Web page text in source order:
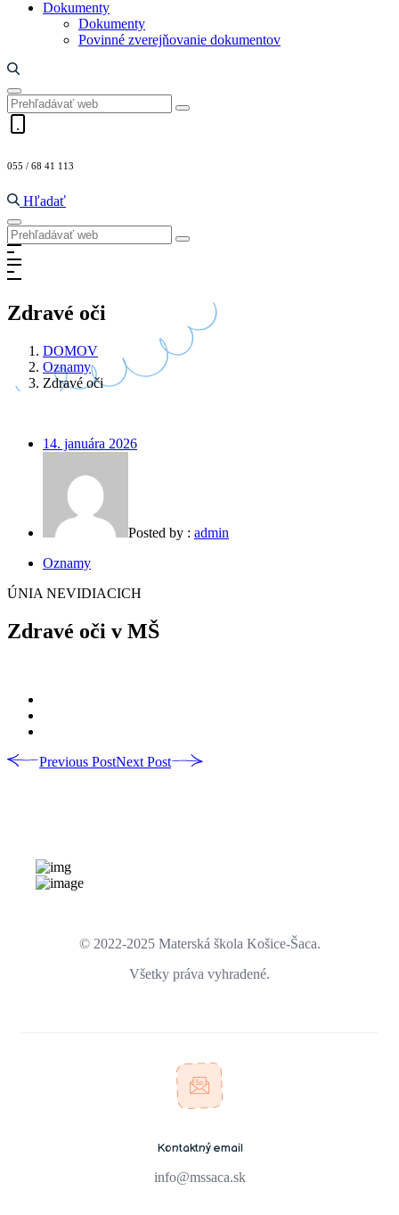
Dokumenty
Dokumenty
Povinné zverejňovanie dokumentov
055 / 68 41 113
Hľadať
Zdravé oči
DOMOV
Oznamy
Zdravé oči
14. januára 2026
Posted by : admin
Oznamy
ÚNIA NEVIDIACICH
Zdravé oči v MŠ
Previous PostNext Post
© 2022-2025 Materská škola Košice-Šaca.
Všetky práva vyhradené.
Kontaktný email
info@mssaca.sk